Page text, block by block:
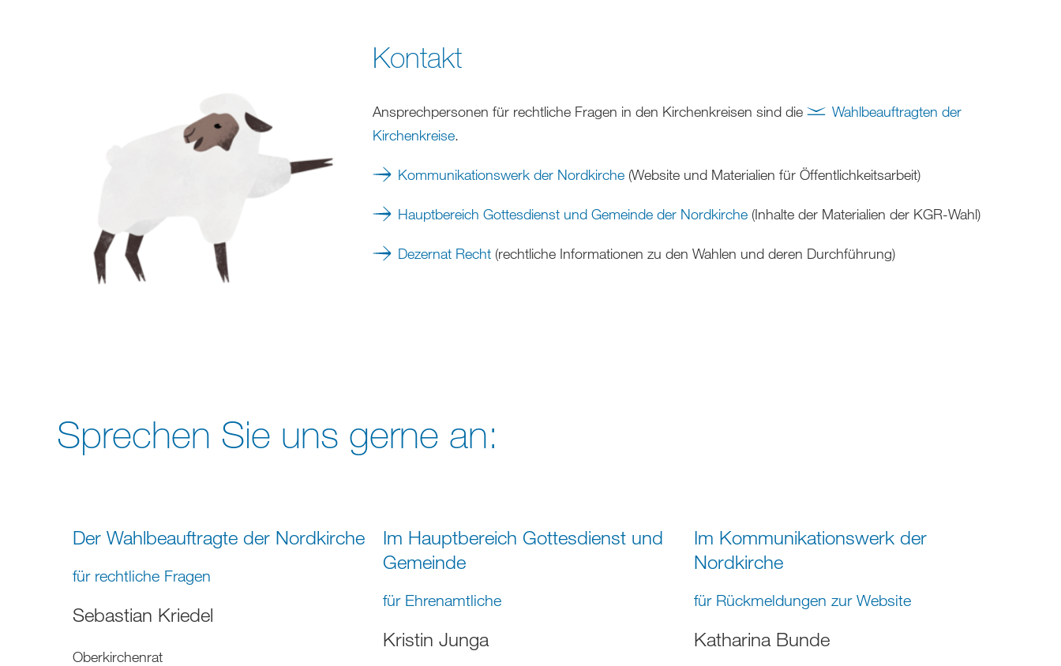
Kontakt
Ansprechpersonen für rechtliche Fragen in den Kirchenkreisen sind die
Wahlbeauftragten der
Kirchenkreise.
Kommunikationswerk der Nordkirche (Website und Materialien für Öffentlichkeitsarbeit)
Hauptbereich Gottesdienst und Gemeinde der Nordkirche (Inhalte der Materialien der KGR-Wahl)
Dezernat Recht (rechtliche Informationen zu den Wahlen und deren Durchführung)
Sprechen Sie uns gerne an:
Der Wahlbeauftragte der Nordkirche
für rechtliche Fragen
Sebastian Kriedel
Oberkirchenrat
Im Hauptbereich Gottesdienst und
Gemeinde
für Ehrenamtliche
Kristin Junga
Im Kommunikationswerk der
Nordkirche
für Rückmeldungen zur Website
Katharina Bunde